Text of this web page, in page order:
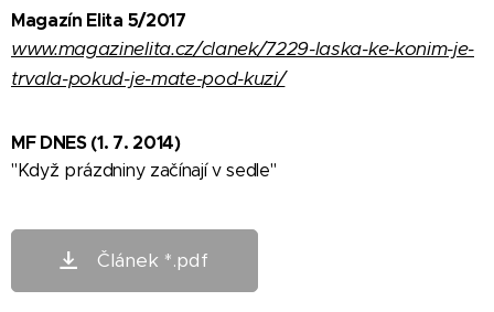
Magazín Elita 5/2017
www.magazinelita.cz/clanek/7229-laska-ke-konim-je-
trvala-pokud-je-mate-pod-kuzi/
MF DNES (1. 7. 2014)
"Když prázdniny začínají v sedle"
Článek *.pdf